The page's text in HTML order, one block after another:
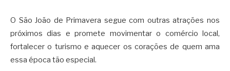
O São João de Primavera segue com outras atrações nos
próximos dias e promete movimentar o comércio local,
fortalecer o turismo e aquecer os corações de quem ama
essa época tão especial.